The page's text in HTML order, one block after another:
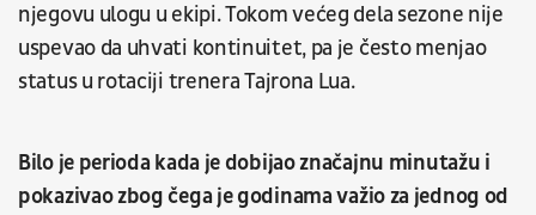
njegovu ulogu u ekipi. Tokom većeg dela sezone nije
uspevao da uhvati kontinuitet, pa je često menjao
status u rotaciji trenera Tajrona Lua.
Bilo je perioda kada je dobijao značajnu minutažu i
pokazivao zbog čega je godinama važio za jednog od